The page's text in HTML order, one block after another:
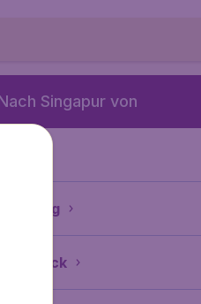
Singapur von
Salzburg
Innsbruck